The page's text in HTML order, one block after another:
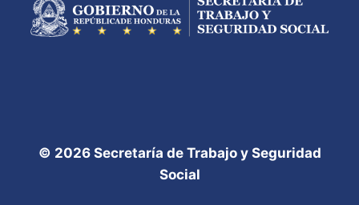
© 2026 Secretaría de Trabajo y Seguridad
Social